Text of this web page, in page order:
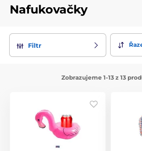
Nafukovačky
Filtr
Zobrazujeme 1-13 z 13